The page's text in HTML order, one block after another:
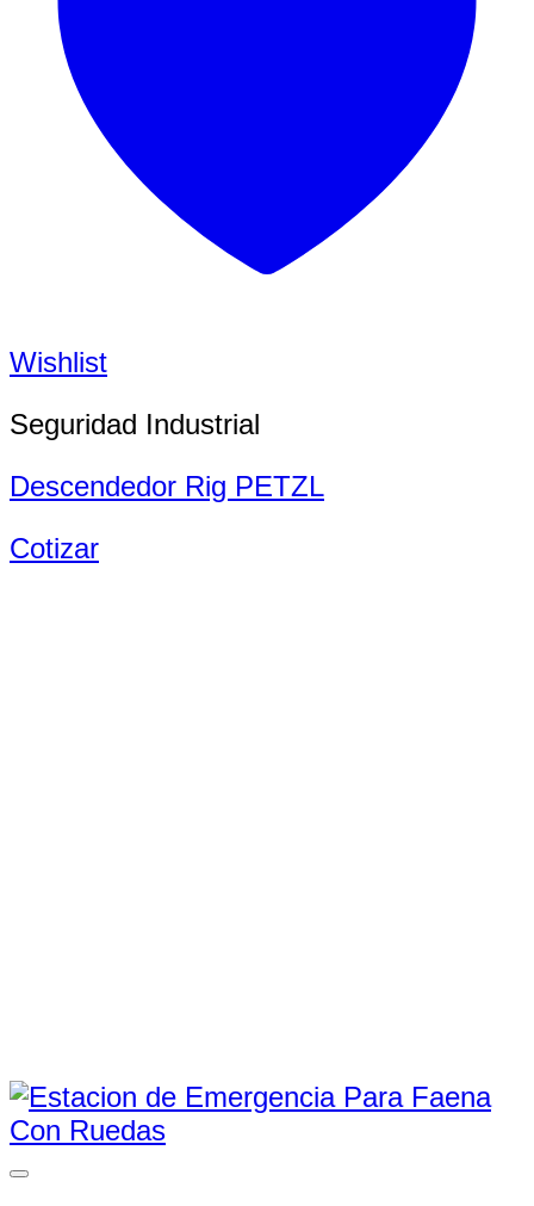
Wishlist
Seguridad Industrial
Descendedor Rig PETZL
Cotizar